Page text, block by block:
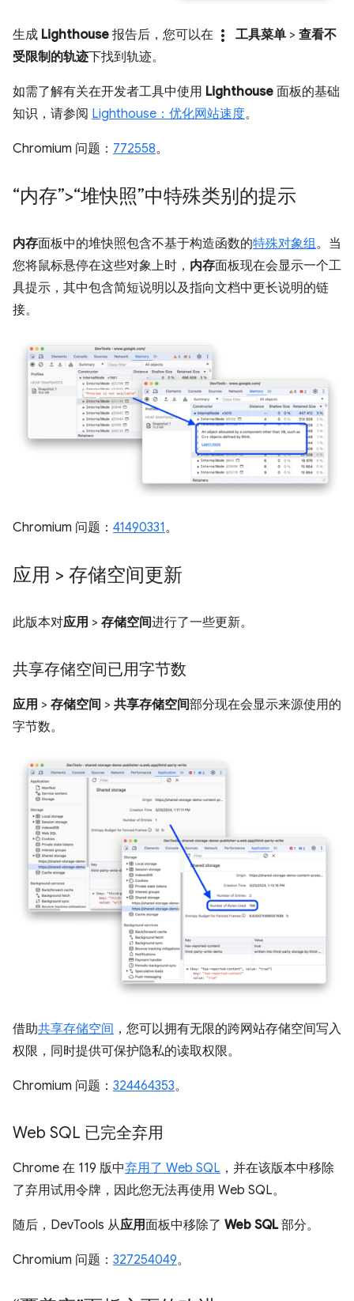
生成 Lighthouse 报告后，您可以在 more_vert 工具菜单 > 查看不
受限制的轨迹下找到轨迹。
如需了解有关在开发者工具中使用 Lighthouse 面板的基础
知识，请参阅 Lighthouse：优化网站速度。
Chromium 问题： 772558。
“内存”>“堆快照”中特殊类别的提示
内存面板中的堆快照包含不基于构造函数的特殊对象组。当
您将鼠标悬停在这些对象上时， 内存面板现在会显示一个工
具提示，其中包含简短说明以及指向文档中更长说明的链
接。
Chromium 问题： 41490331。
应用 > 存储空间更新
此版本对应用 > 存储空间进行了一些更新。
共享存储空间已用字节数
应用 > 存储空间 > 共享存储空间部分现在会显示来源使用的
字节数。
借助共享存储空间 ，您可以拥有无限的跨网站存储空间写入
权限，同时提供可保护隐私的读取权限。
Chromium 问题： 324464353。
Web SQL 已完全弃用
Chrome 在 119 版中弃用了 Web SQL ，并在该版本中移除
了弃用试用令牌，因此您无法再使用 Web SQL。
随后，DevTools 从应用面板中移除了 Web SQL部分。
Chromium 问题： 327254049。